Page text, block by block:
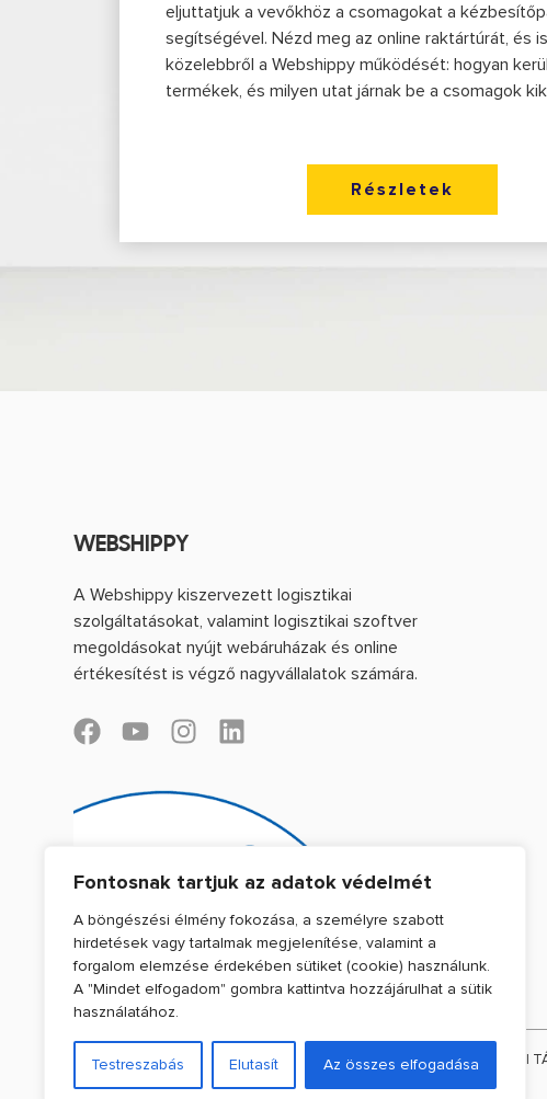
Fontosnak tartjuk az adatok védelmét
A böngészési élmény fokozása, a személyre szabott
hirdetések vagy tartalmak megjelenítése, valamint a
forgalom elemzése érdekében sütiket (cookie) használunk.
A "Mindet elfogadom" gombra kattintva hozzájárulhat a sütik
használatához.
Testreszabás Elutasít Az összes elfogadása
eljuttatjuk a vevőkhöz a csomagokat a
segítségével. Nézd meg az online raktártúrát, és
közelebbről a Webshippy működését: hogyan
termékek, és milyen utat járnak be a csomagok
Részletek
WEBSHIPPY
A Webshippy kiszervezett logisztikai
szolgáltatásokat, valamint logisztikai szoftver
megoldásokat nyújt webáruházak és online
értékesítést is végző nagyvállalatok számára.
F
e
o
k
Y
u
e
I
s
r
a
m
L
k
e
i
n
© 2022. WEBSHIPPY KFT. MINDEN JOG FENNTARTVA. |ADATKEZELÉSI
BYKONVERTED.IO